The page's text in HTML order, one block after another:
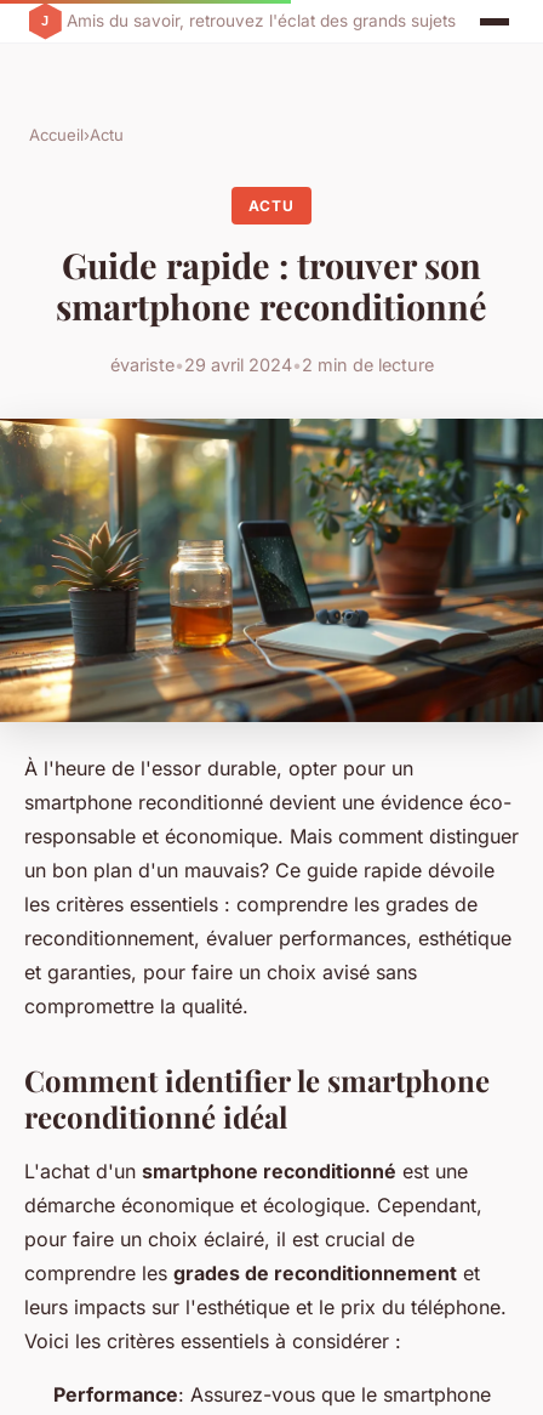
Amis du savoir, retrouvez l'éclat des grands sujets
Accueil›Actu
ACTU
Guide rapide : trouver son
smartphone reconditionné
évariste•29 avril 2024•2 min de lecture
À l'heure de l'essor durable, opter pour un
smartphone reconditionné devient une évidence éco-
responsable et économique. Mais comment distinguer
un bon plan d'un mauvais? Ce guide rapide dévoile
les critères essentiels : comprendre les grades de
reconditionnement, évaluer performances, esthétique
et garanties, pour faire un choix avisé sans
compromettre la qualité.
Comment identifier le smartphone
reconditionné idéal
L'achat d'un smartphone reconditionné est une
démarche économique et écologique. Cependant,
pour faire un choix éclairé, il est crucial de
comprendre les grades de reconditionnement et
leurs impacts sur l'esthétique et le prix du téléphone.
Voici les critères essentiels à considérer :
Performance: Assurez-vous que le smartphone